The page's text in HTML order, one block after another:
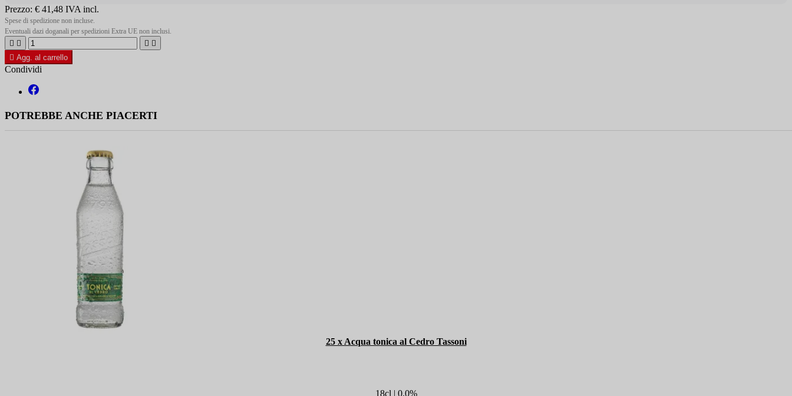
Prezzo: € 41,48 IVA incl.
Spese di spedizione non incluse.
Eventuali dazi doganali per spedizioni Extra UE non inclusi.
   
 Agg. al carrello
Condividi
POTREBBE ANCHE PIACERTI
25 x Acqua tonica al Cedro Tassoni
18cl | 0.0%